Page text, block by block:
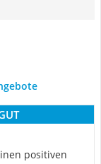
positiven